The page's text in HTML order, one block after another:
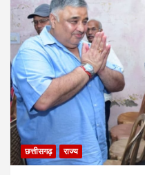
छत्तीसगढ़ राज्य